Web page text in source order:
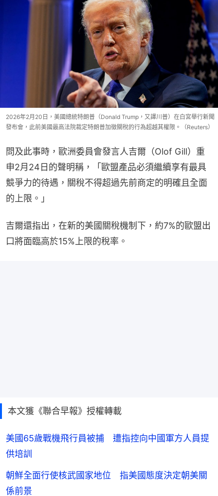
2026年2月20日，美國總統特朗普（Donald Trump，又譯川普）在白宮舉行新聞
發布會，此前美國最高法院裁定特朗普加徵關稅的行為超越其權限。（Reuters）
問及此事時，歐洲委員會發言人吉爾（Olof Gill）重
申2月24日的聲明稱，「歐盟產品必須繼續享有最具
競爭力的待遇，關稅不得超過先前商定的明確且全面
的上限。」
吉爾還指出，在新的美國關稅機制下，約7%的歐盟出
口將面臨高於15%上限的稅率。
本文獲《聯合早報》授權轉載
美國65歲戰機飛行員被捕 遭指控向中國軍方人員提
供培訓
朝鮮全面行使核武國家地位 指美國態度決定朝美關
係前景